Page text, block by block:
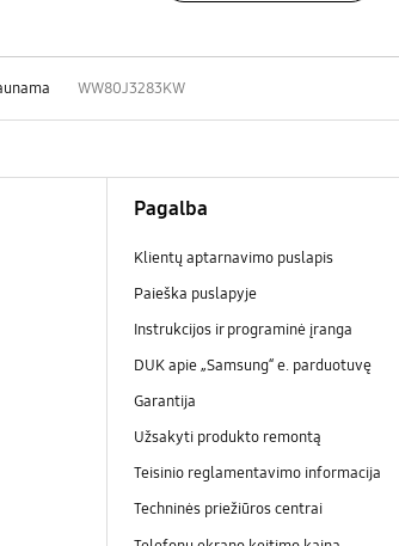
WW80J3283KW
Pagalba
Klientų aptarnavimo puslapis
Paieška puslapyje
Instrukcijos ir programinė įranga
DUK apie „Samsung“ e. parduotuvę
Garantija
Užsakyti produkto remontą
Teisinio reglamentavimo informacija
Techninės priežiūros centrai